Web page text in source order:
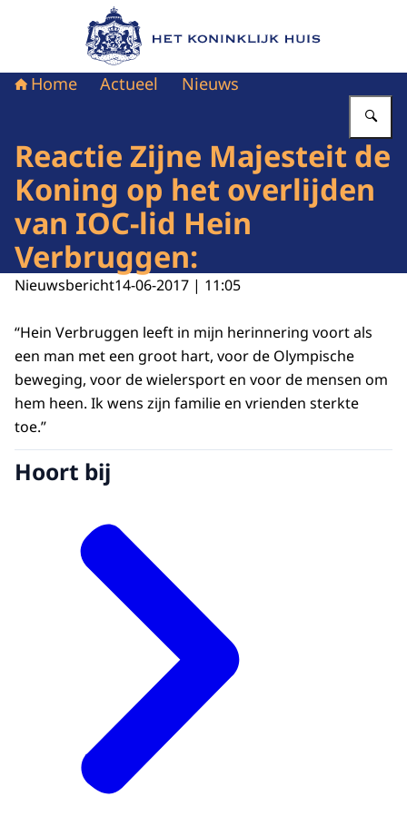
Naar de homepage van Het Koninklijk Huis
Home Actueel Nieuws
Reactie Zijne Majesteit de
Koning op het overlijden
van IOC-lid Hein
Verbruggen:
Nieuwsbericht14-06-2017 | 11:05
“Hein Verbruggen leeft in mijn herinnering voort als
een man met een groot hart, voor de Olympische
beweging, voor de wielersport en voor de mensen om
hem heen. Ik wens zijn familie en vrienden sterkte
toe.”
Hoort bij